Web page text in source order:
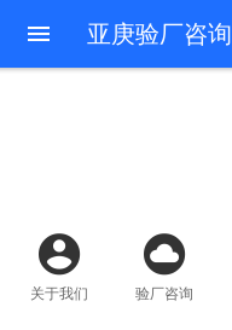
亚庚验厂咨询
关于我们 验厂咨询